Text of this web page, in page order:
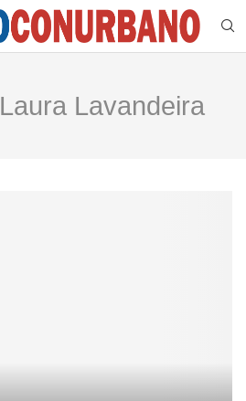
Laura Lavandeira